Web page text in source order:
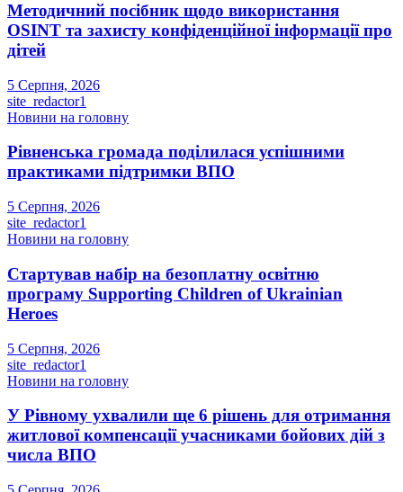
Методичний посібник щодо використання
OSINT та захисту конфіденційної інформації про
дітей
5 Серпня, 2026
site_redactor1
Новини на головну
Рівненська громада поділилася успішними
практиками підтримки ВПО
5 Серпня, 2026
site_redactor1
Новини на головну
Стартував набір на безоплатну освітню
програму Supporting Children of Ukrainian
Heroes
5 Серпня, 2026
site_redactor1
Новини на головну
У Рівному ухвалили ще 6 рішень для отримання
житлової компенсації учасниками бойових дій з
числа ВПО